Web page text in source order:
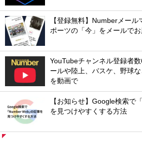
【登録無料】Numberメー
ポーツの「今」をメールでお
YouTubeチャンネル登録者
ールや陸上、バスケ、野球
を動画で
【お知らせ】Google検索で
を見つけやすくする方法